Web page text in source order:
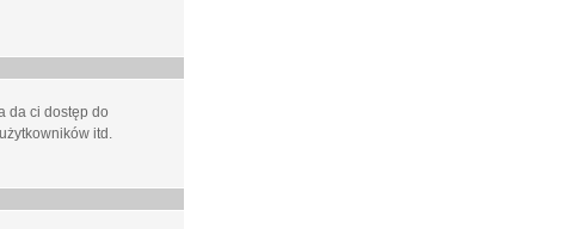
da ci dostęp do
itd.